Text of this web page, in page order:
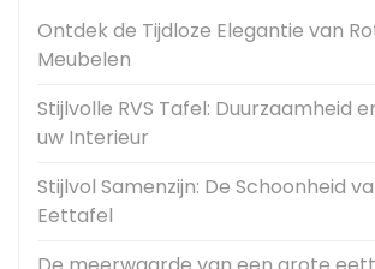
Ontdek de Tijdloze Elegantie van
Meubelen
Stijlvolle RVS Tafel: Duurzaamheid
uw Interieur
Stijlvol Samenzijn: De Schoonheid
Eettafel